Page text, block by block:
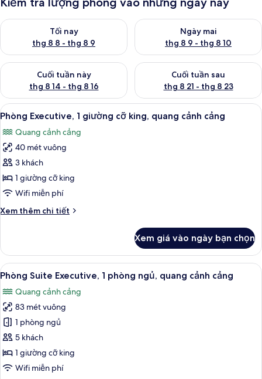
h
t
Tối nay
thg 8 8 - thg 8 9
Kiểm tra lượng phòng tối nay từ thg 8 8 - thg 8 9
Ngày mai
thg 8 9 - thg 8 10
Kiểm tra lượng phòng ngày
Cuối tuần này
thg 8 14 - thg 8 16
Kiểm tra lượng phòng cuối tuần này từ thg 8 14 - thg 8 16
Cuối tuần sau
thg 8 21 - thg 8 23
Kiểm tra lượng phòng cuối
Xem
tất
cả
ảnh
Phòng
Executive,
1
cỡ
cảnh
cảng
Két bảo mật tại phòng, bàn, khu
3
Phòng Executive, 1 giường cỡ king, quang cảnh cảng
Quang cảnh cảng
40 mét vuông
3 khách
1 giường cỡ king
Wifi miễn phí
Xem thêm chi tiết
Chi
Phòng
Executive,
1
giường
cỡ
king,
quang
cảnh
cảng
Xem giá vào ngày bạn chọn
Xem
tất
cả
ảnh
Phòng
Suite
Executive,
1
Phòng Suite Executive, 1 phòng
5
Phòng Suite Executive, 1 phòng ngủ, quang cảnh cảng
Quang cảnh cảng
83 mét vuông
1 phòng ngủ
5 khách
1 giường cỡ king
Wifi miễn phí